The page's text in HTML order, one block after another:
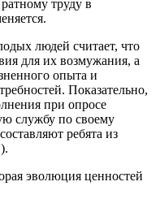
труду в
людей считает, что
для их возмужания, а
опыта и
Показательно,
при опросе
службу по своему
ребята из
эволюция ценностей